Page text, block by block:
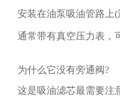
安装在油泵吸油管路上(
通常带有真空压力表，可
为什么它没有旁通阀?
这是吸油滤芯最需要注意